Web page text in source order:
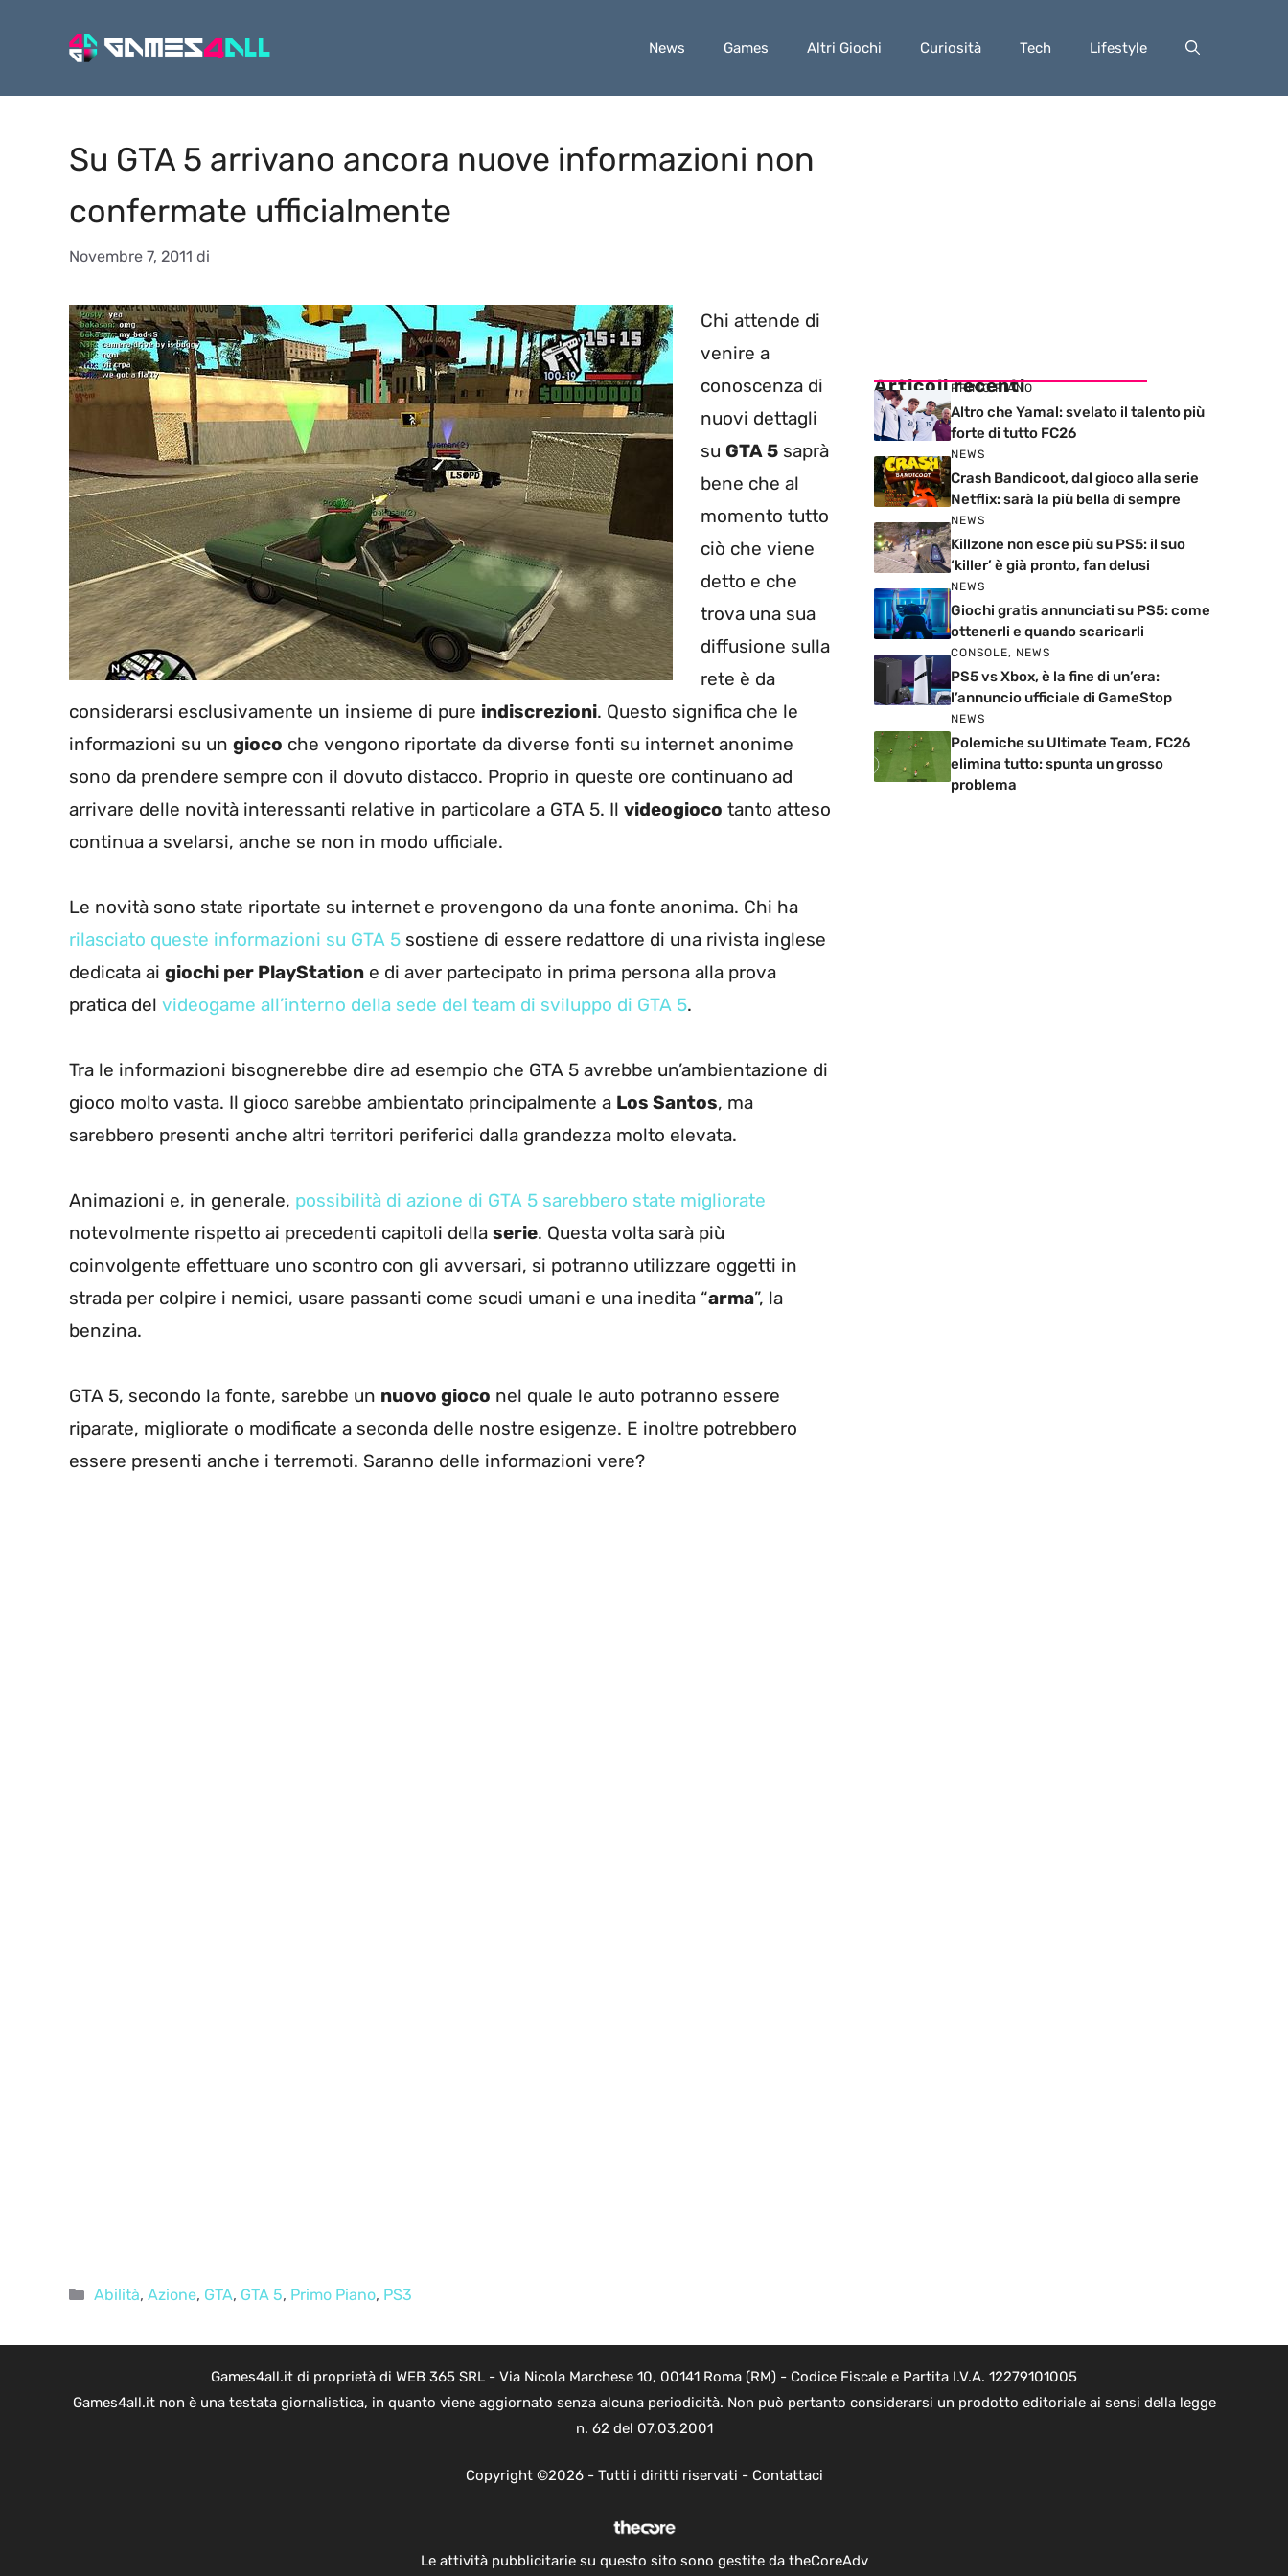
News Games Altri Giochi Curiosità Tech Lifestyle
Su GTA 5 arrivano ancora nuove informazioni non
confermate ufficialmente
Novembre 7, 2011 di
Chi attende di
venire a
conoscenza di
nuovi dettagli
su GTA 5saprà
bene che al
momento tutto
ciò che viene
detto e che
trova una sua
diffusione sulla
rete è da
considerarsi esclusivamente un insieme di pure indiscrezioni. Questo significa che le
informazioni su un gioco che vengono riportate da diverse fonti su internet anonime
sono da prendere sempre con il dovuto distacco. Proprio in queste ore continuano ad
arrivare delle novità interessanti relative in particolare a GTA 5. Il videogioco tanto atteso
continua a svelarsi, anche se non in modo ufficiale.
Le novità sono state riportate su internet e provengono da una fonte anonima. Chi ha
rilasciato queste informazioni su GTA 5 sostiene di essere redattore di una rivista inglese
dedicata ai giochi per PlayStation e di aver partecipato in prima persona alla prova
pratica del videogame all’interno della sede del team di sviluppo di GTA 5.
Tra le informazioni bisognerebbe dire ad esempio che GTA 5 avrebbe un’ambientazione di
gioco molto vasta. Il gioco sarebbe ambientato principalmente a Los Santos, ma
sarebbero presenti anche altri territori periferici dalla grandezza molto elevata.
Animazioni e, in generale, possibilità di azione di GTA 5 sarebbero state migliorate
notevolmente rispetto ai precedenti capitoli della serie. Questa volta sarà più
coinvolgente effettuare uno scontro con gli avversari, si potranno utilizzare oggetti in
strada per colpire i nemici, usare passanti come scudi umani e una inedita “arma”, la
benzina.
GTA 5, secondo la fonte, sarebbe un nuovo gioco nel quale le auto potranno essere
riparate, migliorate o modificate a seconda delle nostre esigenze. E inoltre potrebbero
essere presenti anche i terremoti. Saranno delle informazioni vere?
Categorie
Abilità, Azione, GTA, GTA 5, Primo Piano, PS3
Articoli recenti
PRIMO PIANO
Altro che Yamal: svelato il talento più
forte di tutto FC26
NEWS
Crash Bandicoot, dal gioco alla serie
Netflix: sarà la più bella di sempre
NEWS
Killzone non esce più su PS5: il suo
‘killer’ è già pronto, fan delusi
NEWS
Giochi gratis annunciati su PS5: come
ottenerli e quando scaricarli
CONSOLE, NEWS
PS5 vs Xbox, è la fine di un’era:
l’annuncio ufficiale di GameStop
NEWS
Polemiche su Ultimate Team, FC26
elimina tutto: spunta un grosso
problema
Games4all.it di proprietà di WEB 365 SRL - Via Nicola Marchese 10, 00141 Roma (RM) - Codice Fiscale e Partita I.V.A. 12279101005
Games4all.it non è una testata giornalistica, in quanto viene aggiornato senza alcuna periodicità. Non può pertanto considerarsi un prodotto editoriale ai sensi della legge
n. 62 del 07.03.2001
Copyright ©2026 - Tutti i diritti riservati - Contattaci
Le attività pubblicitarie su questo sito sono gestite da theCoreAdv